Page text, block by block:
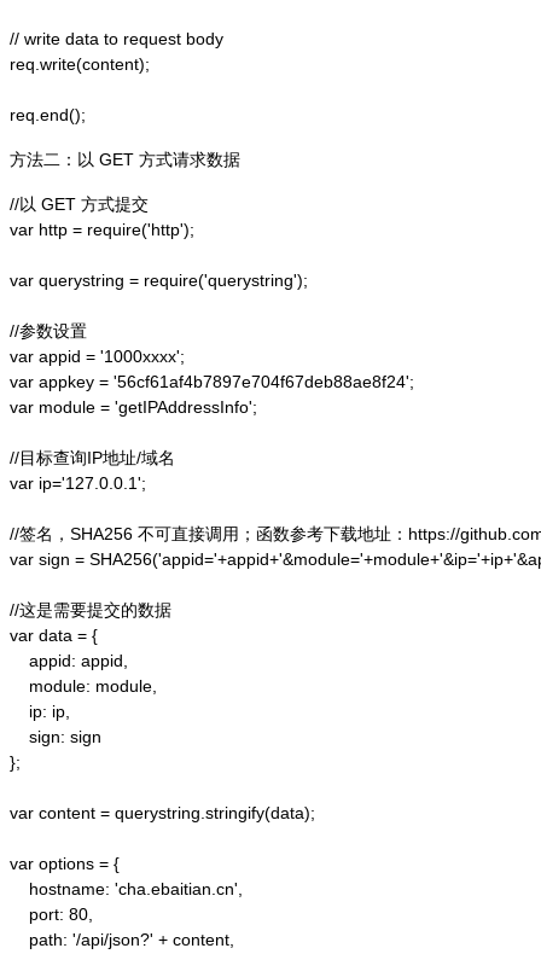
// write data to request body
req.write(content);
方法二：以 GET 方式请求数据
//以 GET 方式提交
var http = require('http');
var querystring = require('querystring');
//参数设置
var appid = '1000xxxx';
var appkey = '56cf61af4b7897e704f67deb88ae8f24';
var module = 'getIPAddressInfo';
//目标查询IP地址/域名
var ip='127.0.0.1';
//签名，SHA256 不可直接调用；函数参考下载地址：https://
var sign =
//这是需要提交的数据
var data = {
    appid: appid,
    module: module,
    ip: ip,
    sign: sign
};
var content = querystring.stringify(data);
var options = {
    hostname: 'cha.ebaitian.cn',
    port: 80,
    path: '/api/json?' + content,